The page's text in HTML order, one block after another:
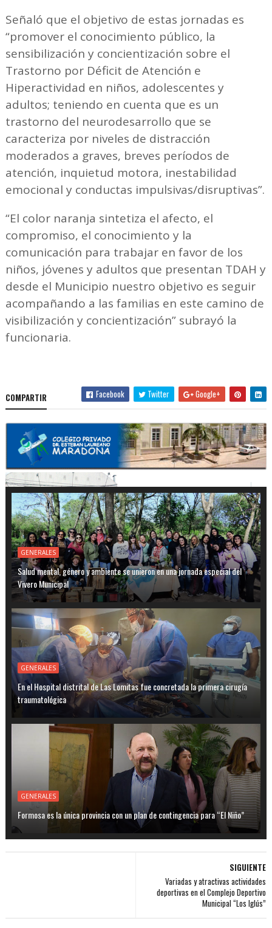
Señaló que el objetivo de estas jornadas es
“promover el conocimiento público, la
sensibilización y concientización sobre el
Trastorno por Déficit de Atención e
Hiperactividad en niños, adolescentes y
adultos; teniendo en cuenta que es un
trastorno del neurodesarrollo que se
caracteriza por niveles de distracción
moderados a graves, breves períodos de
atención, inquietud motora, inestabilidad
emocional y conductas impulsivas/disruptivas”.
“El color naranja sintetiza el afecto, el
compromiso, el conocimiento y la
comunicación para trabajar en favor de los
niños, jóvenes y adultos que presentan TDAH y
desde el Municipio nuestro objetivo es seguir
acompañando a las familias en este camino de
visibilización y concientización” subrayó la
funcionaria.
COMPARTIR Facebook Twitter Google+
GENERALES
Salud mental, género y ambiente se unieron en una jornada especial del
Vivero Municipal
GENERALES
En el Hospital distrital de Las Lomitas fue concretada la primera cirugía
traumatológica
GENERALES
Formosa es la única provincia con un plan de contingencia para “El Niño”
SIGUIENTE
Variadas y atractivas actividades
deportivas en el Complejo Deportivo
Municipal “Los Iglús”